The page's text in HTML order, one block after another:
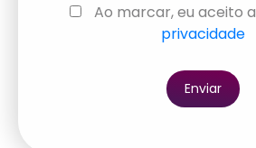
Ao marcar, eu aceito a
privacidade